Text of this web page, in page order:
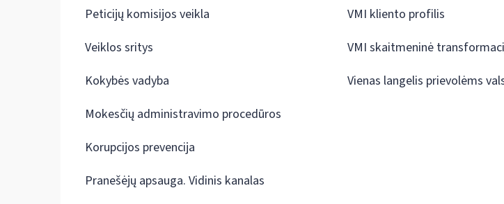
Peticijų komisijos veikla
Veiklos sritys
Kokybės vadyba
Mokesčių administravimo procedūros
Korupcijos prevencija
Pranešėjų apsauga. Vidinis kanalas
VMI kliento profilis
VMI skaitmeninė
Vienas langelis prievolėms